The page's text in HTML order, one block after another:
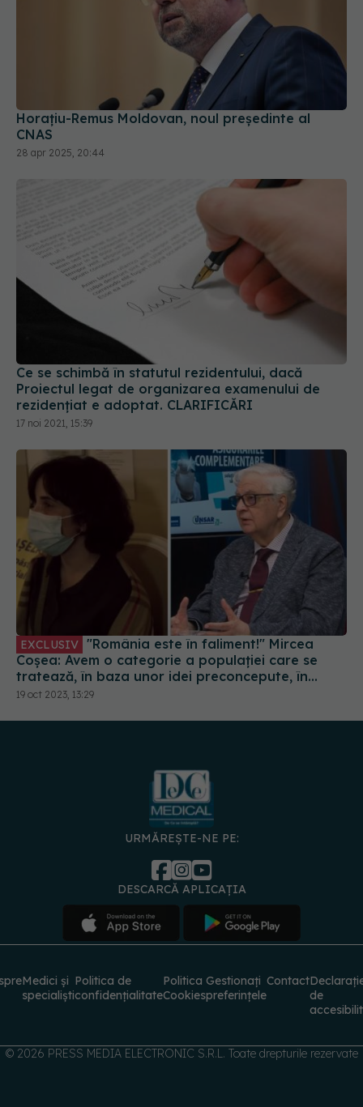
Horaţiu-Remus Moldovan, noul președinte al
CNAS
28 apr 2025, 20:44
Ce se schimbă în statutul rezidentului, dacă
Proiectul legat de organizarea examenului de
rezidențiat e adoptat. CLARIFICĂRI
17 noi 2021, 15:39
EXCLUSIV
Coșea: Avem o categorie a populației care se
tratează, în baza unor idei preconcepute, în
Turcia sau Austria. Se tratează bine și aici!
19 oct 2023, 13:29
URMĂREȘTE-NE PE:
DESCARCĂ APLICAȚIA
Medici și
specialiști
Politica de
confidențialitate
Politica
Cookies
Gestionați
preferințele
Contact
de
© 2026 PRESS MEDIA ELECTRONIC S.R.L. Toate drepturile rezervate